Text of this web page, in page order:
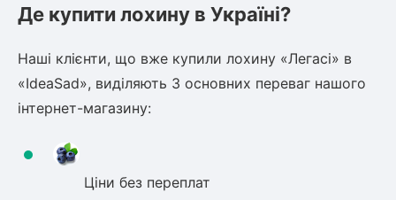
Де купити лохину в Україні?
Наші клієнти, що вже купили лохину «Легасі» в
«IdeaSad», виділяють 3 основних переваг нашого
інтернет-магазину:
Ціни без переплат